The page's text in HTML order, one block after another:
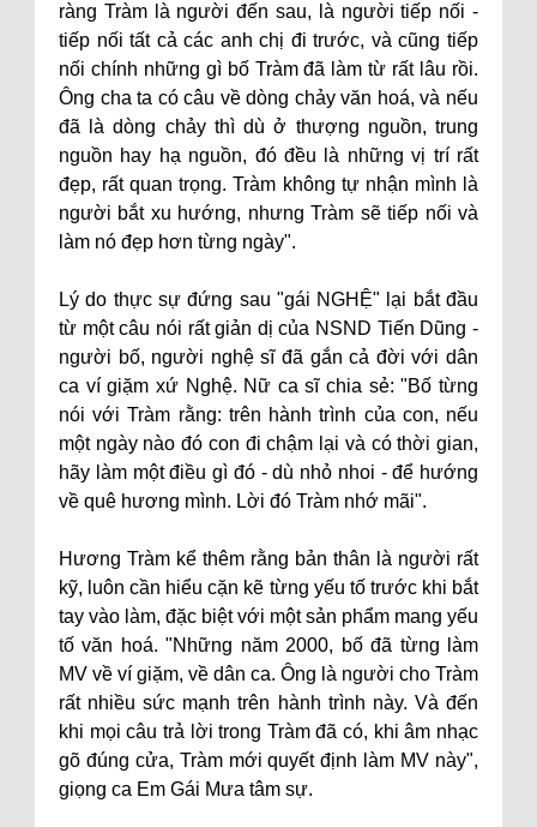
ràng Tràm là người đến sau, là người tiếp nối -
tiếp nối tất cả các anh chị đi trước, và cũng tiếp
nối chính những gì bố Tràm đã làm từ rất lâu rồi.
Ông cha ta có câu về dòng chảy văn hoá, và nếu
đã là dòng chảy thì dù ở thượng nguồn, trung
nguồn hay hạ nguồn, đó đều là những vị trí rất
đẹp, rất quan trọng. Tràm không tự nhận mình là
người bắt xu hướng, nhưng Tràm sẽ tiếp nối và
làm nó đẹp hơn từng ngày".
Lý do thực sự đứng sau "gái NGHỆ" lại bắt đầu
từ một câu nói rất giản dị của NSND Tiến Dũng -
người bố, người nghệ sĩ đã gắn cả đời với dân
ca ví giặm xứ Nghệ. Nữ ca sĩ chia sẻ: "Bố từng
nói với Tràm rằng: trên hành trình của con, nếu
một ngày nào đó con đi chậm lại và có thời gian,
hãy làm một điều gì đó - dù nhỏ nhoi - để hướng
về quê hương mình. Lời đó Tràm nhớ mãi".
Hương Tràm kể thêm rằng bản thân là người rất
kỹ, luôn cần hiểu cặn kẽ từng yếu tố trước khi bắt
tay vào làm, đặc biệt với một sản phẩm mang yếu
tố văn hoá. "Những năm 2000, bố đã từng làm
MV về ví giặm, về dân ca. Ông là người cho Tràm
rất nhiều sức mạnh trên hành trình này. Và đến
khi mọi câu trả lời trong Tràm đã có, khi âm nhạc
gõ đúng cửa, Tràm mới quyết định làm MV này",
giọng ca Em Gái Mưa tâm sự.